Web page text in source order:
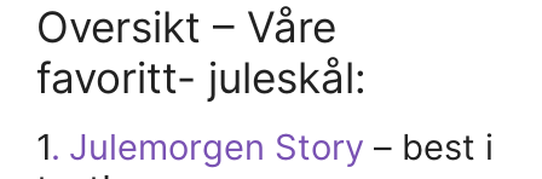
Oversikt – Våre
favoritt- juleskål:
1. Julemorgen Story – best i